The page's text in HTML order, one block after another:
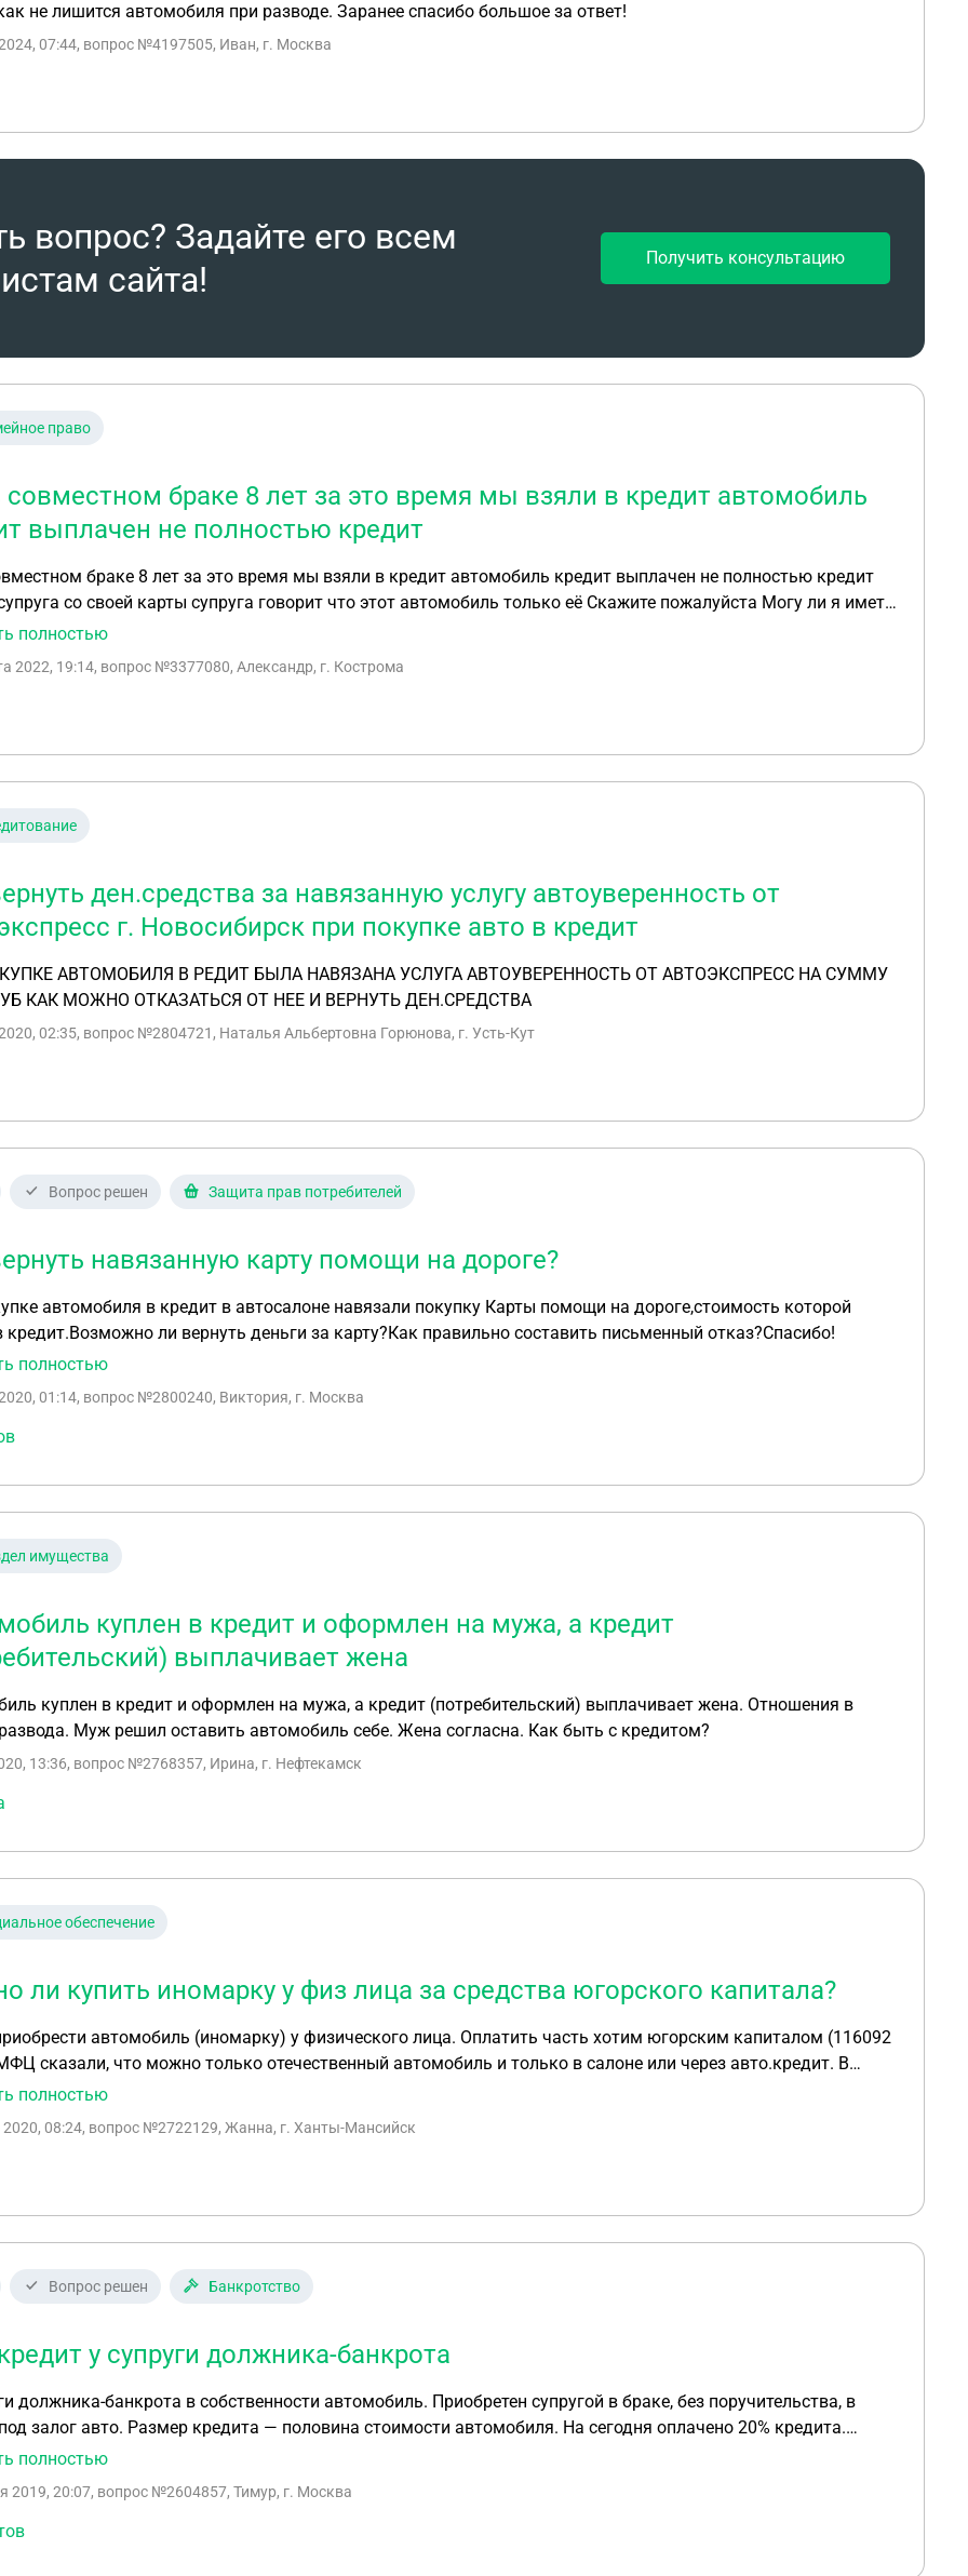
не лишится автомобиля при разводе. Заранее спасибо большое за ответ!
07:44, вопрос №4197505, Иван, г. Москва
вопрос? Задайте его всем
сайта!
Получить консультацию
право
браке 8 лет за это время мы взяли в кредит автомобиль
выплачен не полностью кредит
браке 8 лет за это время мы взяли в кредит автомобиль кредит выплачен не полностью кредит
говорит что этот автомобиль только её Скажите пожалуйста Могу ли я иметь
этот автомобиль
полностью
2022, 19:14, вопрос №3377080, Александр, г. Кострома
ден.средства за навязанную услугу автоуверенность от
г. Новосибирск при покупке авто в кредит
АВТОМОБИЛЯ В РЕДИТ БЫЛА НАВЯЗАНА УСЛУГА АВТОУВЕРЕННОСТЬ ОТ АВТОЭКСПРЕСС НА СУММУ
КАК МОЖНО ОТКАЗАТЬСЯ ОТ НЕЕ И ВЕРНУТЬ ДЕН.СРЕДСТВА
02:35, вопрос №2804721, Наталья Альбертовна Горюнова, г. Усть-Кут
Вопрос решен Защита прав потребителей
навязанную карту помощи на дороге?
автомобиля в кредит в автосалоне навязали покупку Карты помощи на дороге,стоимость которой
ли вернуть деньги за карту?Как правильно составить письменный отказ?Спасибо!
полностью
01:14, вопрос №2800240, Виктория, г. Москва
имущества
куплен в кредит и оформлен на мужа, а кредит
выплачивает жена
куплен в кредит и оформлен на мужа, а кредит (потребительский) выплачивает жена. Отношения в
Муж решил оставить автомобиль себе. Жена согласна. Как быть с кредитом?
13:36, вопрос №2768357, Ирина, г. Нефтекамск
обеспечение
ли купить иномарку у физ лица за средства югорского капитала?
автомобиль (иномарку) у физического лица. Оплатить часть хотим югорским капиталом (116092
не сказано. Можно ли все таки купить иномарку у физ.лица и использовать югорский
полностью
08:24, вопрос №2722129, Жанна, г. Ханты-Мансийск
Вопрос решен Банкротство
у супруги должника-банкрота
банкрота в собственности автомобиль. Приобретен супругой в браке, без поручительства, в
залог авто. Размер кредита — половина стоимости автомобиля. На сегодня оплачено 20% кредита.
цена авто — 15% от размера долгов должника-банкрота. Брачного договора и прочих доп. фактов нет.
полностью
2019, 20:07, вопрос №2604857, Тимур, г. Москва